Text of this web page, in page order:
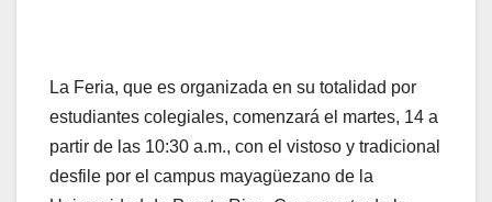
La Feria, que es organizada en su totalidad por
estudiantes colegiales, comenzará el martes, 14 a
partir de las 10:30 a.m., con el vistoso y tradicional
desfile por el campus mayagüezano de la